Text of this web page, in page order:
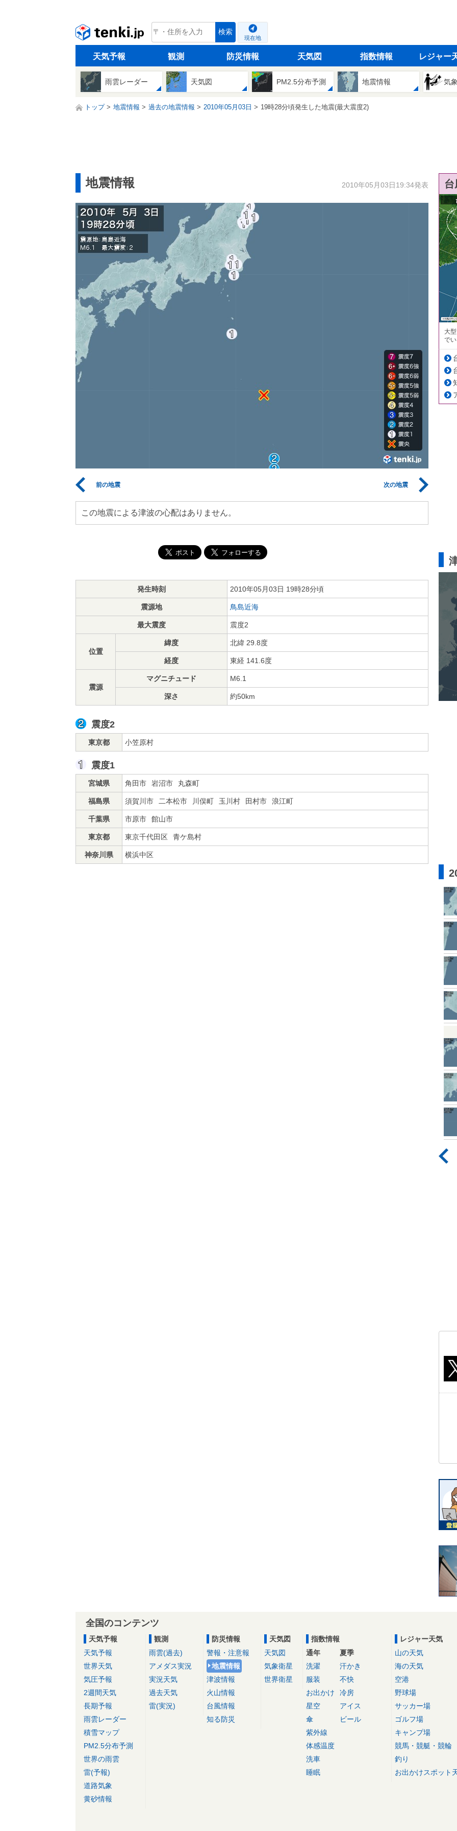
tenki.jp 検索
現在地
天気予報 観測 防災情報 天気図 指数情報 レジャー
雨雲レーダー 天気図 PM2.5分布予測 地震情報 気
トップ 地震情報 過去の地震情報 2010年05月03日 19時28分頃発生した地震(最大震度2)
地震情報 2010年05月03日19:34発表
前の地震 次の地震
この地震による津波の心配はありません。
発生時刻 2010年05月03日 19時28分頃
震源地 鳥島近海
最大震度 震度2
位置
緯度 北緯 29.8度
経度 東経 141.6度
震源
マグニチュード M6.1
深さ 約50km
震度2
東京都 小笠原村
震度1
宮城県 角田市 岩沼市 丸森町
福島県 須賀川市 二本松市 川俣町 玉川村 田村市 浪江町
千葉県 市原市 館山市
東京都 東京千代田区 青ケ島村
神奈川県 横浜中区
大
で
全国のコンテンツ
天気予報
天気予報
世界天気
気圧予報
2週間天気
長期予報
雨雲レーダー
積雪マップ
PM2.5分布予測
世界の雨雲
雷(予報)
道路気象
黄砂情報
観測
雨雲(過去)
アメダス実況
実況天気
過去天気
雷(実況)
防災情報
警報・注意報
地震情報
津波情報
火山情報
台風情報
知る防災
天気図
天気図
気象衛星
世界衛星
指数情報
通年
洗濯
服装
お出かけ
星空
傘
紫外線
体感温度
洗車
睡眠
夏季
汗かき
不快
冷房
アイス
ビール
レジャー天気
山の天気
海の天気
空港
野球場
サッカー場
ゴルフ場
キャンプ場
競馬・競艇・競輪
釣り
お出かけスポット